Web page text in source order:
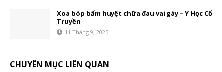
Xoa bóp bấm huyệt chữa đau vai gáy – Y Học Cổ
Truyền
11 Tháng 9, 2025
CHUYÊN MỤC LIÊN QUAN